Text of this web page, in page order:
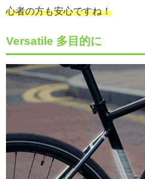
心者の方も安心ですね！
Versatile 多目的に